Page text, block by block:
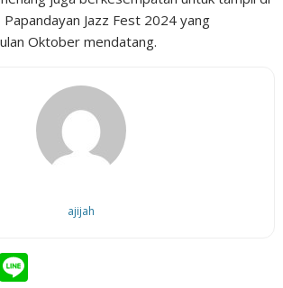
Jazz Fest 2024 yang
Oktober mendatang.
ajijah
W